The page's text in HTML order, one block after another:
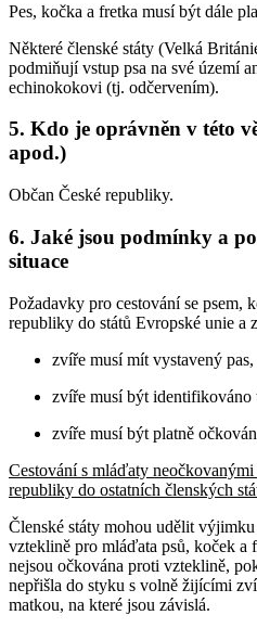
Pes, kočka a fretka musí být dále
Některé členské státy (Velká
podmiňují vstup psa na své území
echinokokovi (tj. odčervením).
5. Kdo je oprávněn v této
apod.)
Občan České republiky.
6. Jaké jsou podmínky a
situace
Požadavky pro cestování se psem,
republiky do států Evropské unie a
zvíře musí mít vystavený pas,
zvíře musí být identifikováno
zvíře musí být platně
Cestování s mláďaty
republiky do ostatních členských
Členské státy mohou udělit
vzteklině pro mláďata psů, koček a
nejsou očkována proti vzteklině,
nepřišla do styku s volně žijícími
matkou, na které jsou závislá.